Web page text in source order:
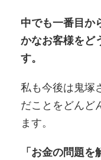
中でも一番目か
かなお客様をど
す。
私も今後は鬼塚
だことをどんど
ます。
「お金の問題